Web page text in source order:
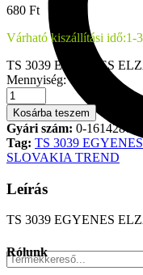
680 Ft
Várható kiszállítási idő:1-
TS 3039 EGYENES
Mennyiség:
Kosárba teszem
Gyári szám: 0-
Tag: TS 3039
SLOVAKIA TREND
Leírás
TS 3039 EGYENES
Rólunk